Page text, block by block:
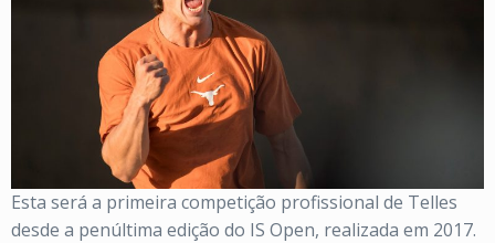
Esta será a primeira competição profissional de Telles
desde a penúltima edição do IS Open, realizada em 2017.